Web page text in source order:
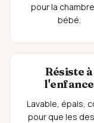
pour la
bébé.
Résiste à
l'enfance
Lavable, épais,
pour que les